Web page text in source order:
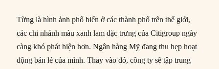
Từng là hình ảnh phổ biến ở các thành phố trên thế giới,
các chi nhánh màu xanh lam đặc trưng của Citigroup ngày
càng khó phát hiện hơn. Ngân hàng Mỹ đang thu hẹp hoạt
động bán lẻ của mình. Thay vào đó, công ty sẽ tập trung